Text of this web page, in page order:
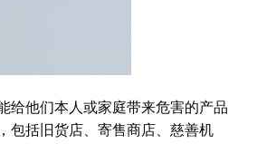
给他们本人或家庭带来危害的产品
包括旧货店、寄售商店、慈善机